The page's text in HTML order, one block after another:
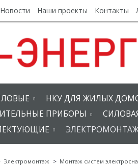
Новости Наши проекты Контакты
НКУ ДЛЯ ЖИЛЫХ
ПРИБОРЫ
Электромонтаж Монтаж систем